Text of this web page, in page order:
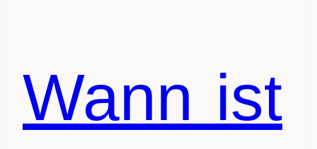
Wann ist